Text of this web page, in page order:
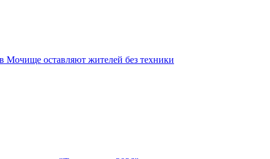
Мочище оставляют жителей без техники